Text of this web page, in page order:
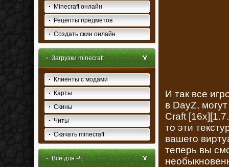
Minecraft онлайн
Рецепты предметов
Создать скин онлайн
Загрузки minecraft
Клиенты с модами
Карты
Скины
Читы
Скачать minecraft
Все для PE
И так все
в DayZ,
Craft
то эти
вашего
теперь вы